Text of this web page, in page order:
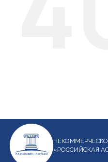
«РОССИЙСКАЯ